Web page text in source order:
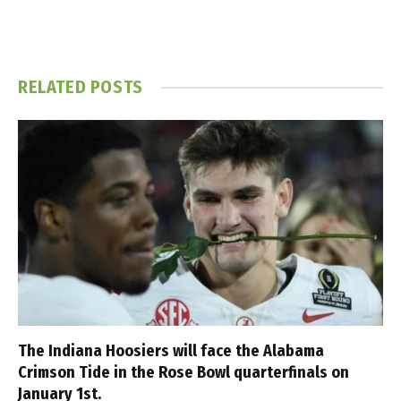
RELATED POSTS
The Indiana Hoosiers will face the Alabama
Crimson Tide in the Rose Bowl quarterfinals on
January 1st.